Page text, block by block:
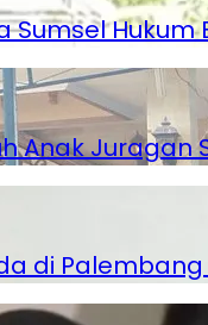
Sumsel
Anak
di